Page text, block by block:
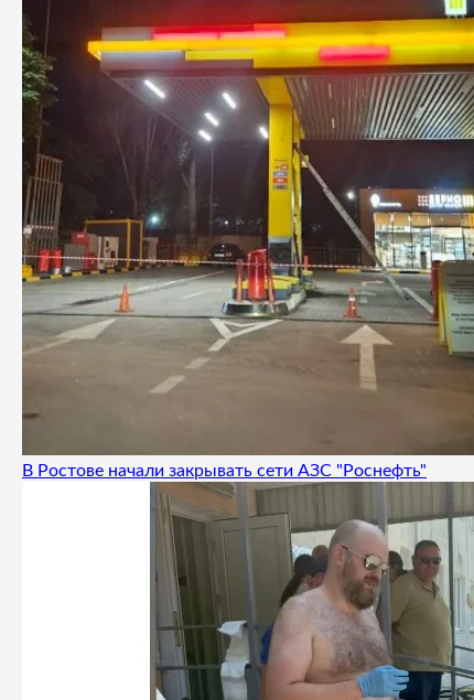
В Ростове начали закрывать сети АЗС "Роснефть"